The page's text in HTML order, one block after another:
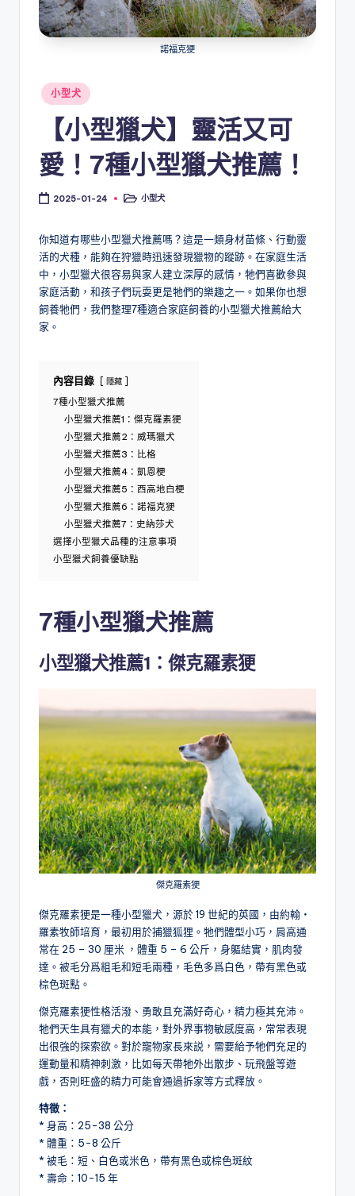
諾福克㹴
Posted
in
小型犬
【小型獵犬】靈活又可
愛！7種小型獵犬推薦！
2025-01-24
Posted小型犬
你知道有哪些小型獵犬推薦嗎？這是一類身材苗條、行動靈
活的犬種，能夠在狩獵時迅速發現獵物的蹤跡。在家庭生活
中，小型獵犬很容易與家人建立深厚的感情，牠們喜歡參與
家庭活動，和孩子們玩耍更是牠們的樂趣之一。如果你也想
飼養牠們，我們整理7種適合家庭飼養的小型獵犬推薦給大
家。
內容目錄 隱藏
7種小型獵犬推薦
小型獵犬推薦1：傑克羅素㹴
小型獵犬推薦2：威瑪獵犬
小型獵犬推薦3：比格
小型獵犬推薦4：凱恩梗
小型獵犬推薦5：西高地白梗
小型獵犬推薦6：諾福克㹴
小型獵犬推薦7：史納莎犬
選擇小型獵犬品種的注意事項
小型獵犬飼養優缺點
7種小型獵犬推薦
小型獵犬推薦1：傑克羅素㹴
傑克羅素㹴
傑克羅素㹴是一種小型獵犬，源於 19 世紀的英國，由約翰・
羅素牧師培育，最初用於捕獵狐狸。牠們體型小巧，肩高通
常在 25 – 30 厘米 ，體重 5 – 6 公斤，身軀結實，肌肉發
達。被毛分爲粗毛和短毛兩種，毛色多爲白色，帶有黑色或
棕色斑點。
傑克羅素㹴性格活潑、勇敢且充滿好奇心，精力極其充沛。
牠們天生具有獵犬的本能，對外界事物敏感度高，常常表現
出很強的探索欲。對於寵物家長來説，需要給予牠們充足的
運動量和精神刺激，比如每天帶牠外出散步、玩飛盤等遊
戲，否則旺盛的精力可能會通過拆家等方式釋放。
特徵：
* 身高：25-38 公分
* 體重：5-8 公斤
* 被毛：短、白色或米色，帶有黑色或棕色斑紋
* 壽命：10-15 年